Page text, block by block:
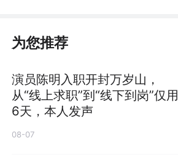
为您推荐
演员陈明入职开封万岁山，
从“线上求职”到“线下到岗”仅用
6天，本人发声
08-07